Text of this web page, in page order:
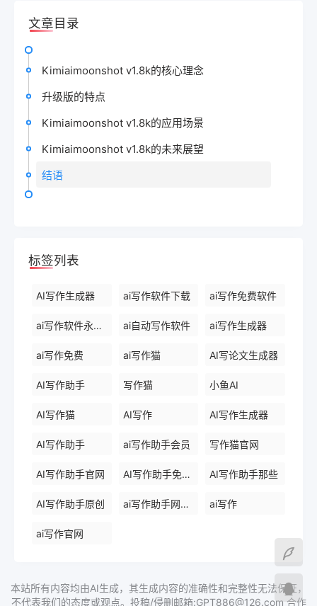
文章目录
Kimiaimoonshot v1.8k的核心理念
升级版的特点
Kimiaimoonshot v1.8k的应用场景
Kimiaimoonshot v1.8k的未来展望
结语
标签列表
AI写作生成器 ai写作软件下载 ai写作免费软件
ai写作软件永久免费版 ai自动写作软件 ai写作生成器
ai写作免费 ai写作猫 AI写论文生成器
AI写作助手 写作猫 小鱼AI
AI写作猫 AI写作 AI写作生成器
AI写作助手 ai写作助手会员 写作猫官网
AI写作助手官网 AI写作助手免费版 AI写作助手那些
AI写作助手原创 ai写作助手网页版 ai写作
ai写作官网
本站所有内容均由AI生成，其生成内容的准确性和完整性无法保证，
不代表我们的态度或观点。投稿/侵删邮箱:GPT886@126.com 合作